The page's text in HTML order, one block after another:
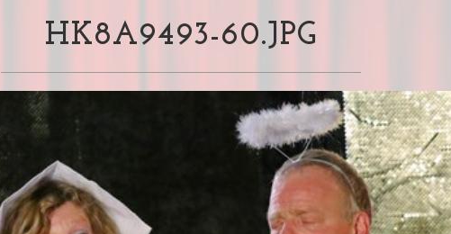
HK8A9493-60.JPG